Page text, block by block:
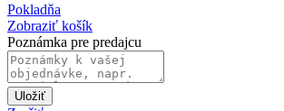
Pokladňa
Zobraziť košík
Poznámka pre predajcu
Uložiť